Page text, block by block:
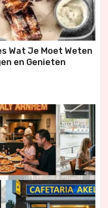
Wat Je Moet Weten
en Genieten